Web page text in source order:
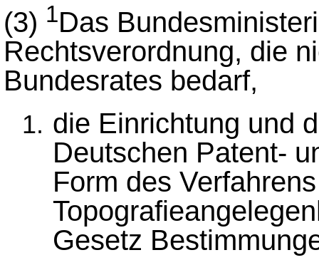
(3) 1Das
Rechtsverordnung, die
Bundesrates bedarf,
die Einrichtung und
Deutschen Patent-
Form des
Gesetz